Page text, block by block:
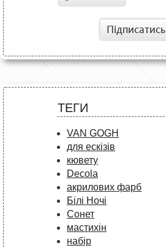
Підписатись
ТЕГИ
VAN GOGH
для ескізів
кювету
Decola
акрилових фарб
Білі Ночі
Сонет
мастихін
набір